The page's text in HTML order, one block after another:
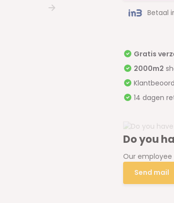
Betaal
Gratis
2000m2
14 dagen
Do you
Our
Send mail